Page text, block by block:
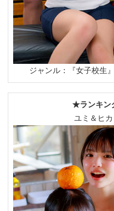
ジャンル：『女子校生
★ランキン
ユミ＆ヒ